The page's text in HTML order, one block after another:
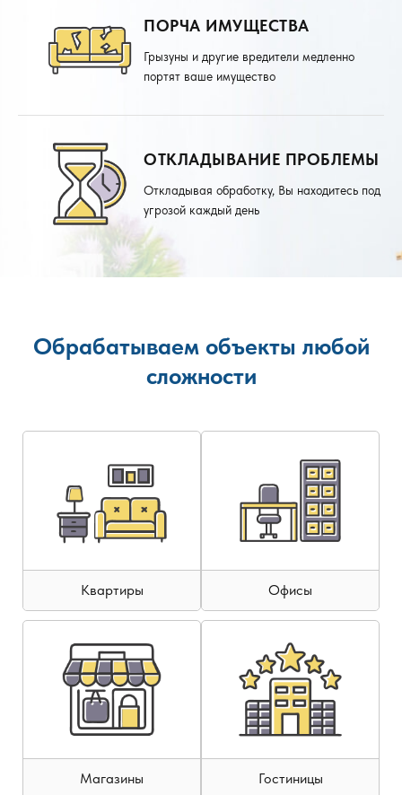
ПОРЧА ИМУЩЕСТВА
Грызуны и другие вредители медленно
портят ваше имущество
ОТКЛАДЫВАНИЕ ПРОБЛЕМЫ
Откладывая обработку, Вы находитесь под
угрозой каждый день
Обрабатываем объекты любой
сложности
Квартиры Офисы
Магазины Гостиницы